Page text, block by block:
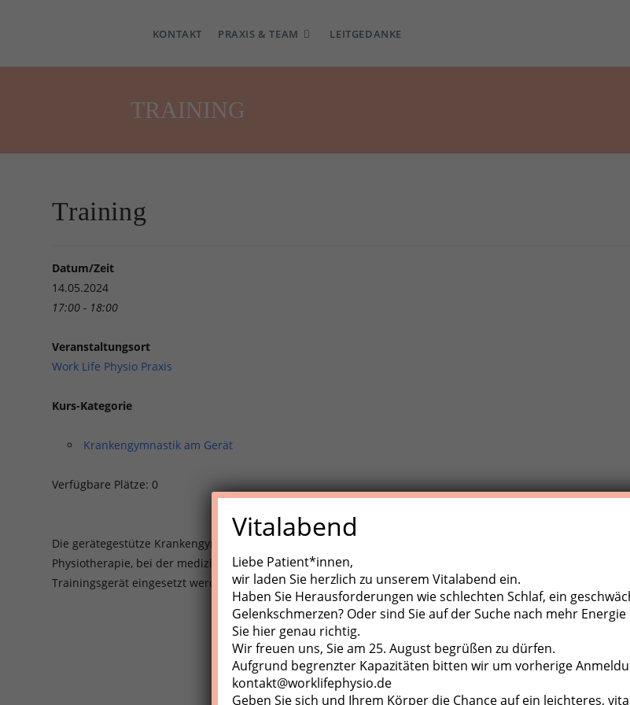
KONTAKT PRAXIS & TEAM LEITGEDANKE
TRAINING
Training
Datum/Zeit
14.05.2024
17:00 - 18:00
Veranstaltungsort
Work Life Physio Praxis
Kurs-Kategorie
Krankengymnastik am Gerät
Verfügbare Plätze: 0
Die gerätegestütze Krankengynmnastik (KGG)/Medizinische Trainigstherapie (MTT) ist eine aktive
Physiotherapie, bei der medizinische Trainingsgeräte, Zugapparate, diverse Kleingeräte und der eigene
Trainingsgerät eingesetzt werden.
Vitalabend
Liebe Patient*innen,
wir laden Sie herzlich zu unserem Vitalabend ein.
Haben Sie Herausforderungen wie schlechten Schlaf, ein
Gelenkschmerzen? Oder sind Sie auf der Suche nach mehr
Sie hier genau richtig.
Wir freuen uns, Sie am 25. August begrüßen zu dürfen.
Aufgrund begrenzter Kapazitäten bitten wir um vorherige
kontakt@worklifephysio.de
Geben Sie sich und Ihrem Körper die Chance auf ein leichteres,